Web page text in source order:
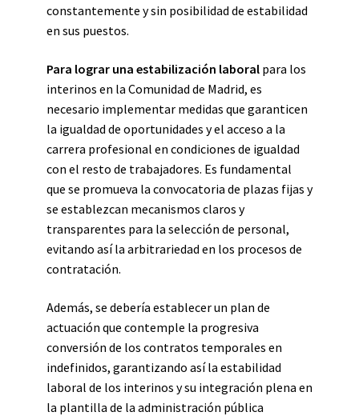
constantemente y sin posibilidad de estabilidad
en sus puestos.
Para lograr una estabilización laboral para los
interinos en la Comunidad de Madrid, es
necesario implementar medidas que garanticen
la igualdad de oportunidades y el acceso a la
carrera profesional en condiciones de igualdad
con el resto de trabajadores. Es fundamental
que se promueva la convocatoria de plazas fijas y
se establezcan mecanismos claros y
transparentes para la selección de personal,
evitando así la arbitrariedad en los procesos de
contratación.
Además, se debería establecer un plan de
actuación que contemple la progresiva
conversión de los contratos temporales en
indefinidos, garantizando así la estabilidad
laboral de los interinos y su integración plena en
la plantilla de la administración pública